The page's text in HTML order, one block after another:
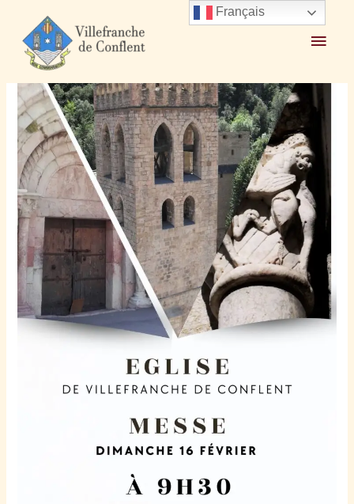
Accueil 2025 février
Messe dimanche 16 février 9h30
Français